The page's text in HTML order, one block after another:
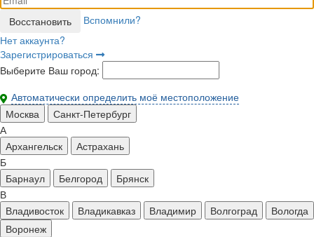
Вспомнили?
Нет аккаунта?
Зарегистрироваться
Выберите Ваш город:
Автоматически определить моё местоположение
Москва
Санкт-Петербург
А
Архангельск
Астрахань
Б
Барнаул
Белгород
Брянск
В
Владивосток
Владикавказ Владимир Волгоград
Вологда
Воронеж